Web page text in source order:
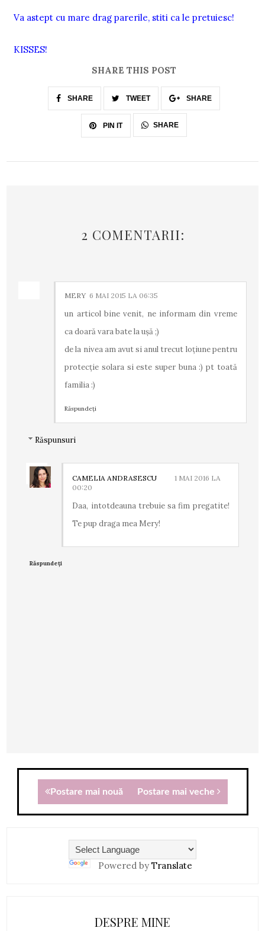
Va astept cu mare drag parerile, stiti ca le pretuiesc!
KISSES!
SHARE THIS POST
SHARE TWEET SHARE
PIN IT SHARE
2 COMENTARII:
MERY 6 MAI 2015 LA 06:35
un articol bine venit, ne informam din vreme
ca doară vara bate la ușă ;)
de la nivea am avut si anul trecut loțiune pentru
protecție solara si este super buna :) pt toată
familia :)
Răspundeți
Răspunsuri
CAMELIA ANDRASESCU
1 MAI 2016 LA
00:20
Daa, intotdeauna trebuie sa fim pregatite!
Te pup draga mea Mery!
Răspundeți
Postare mai nouă Postare mai veche
Powered by Translate
DESPRE MINE